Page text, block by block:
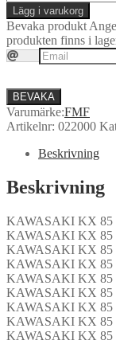
Lägg i varukorg
Bevaka produkt
produkten finns i
BEVAKA
Varumärke:FMF
Artikelnr: 022000
Beskrivning
Beskrivning
KAWASAKI KX 85
KAWASAKI KX 85
KAWASAKI KX 85
KAWASAKI KX 85
KAWASAKI KX 85
KAWASAKI KX 85
KAWASAKI KX 85
KAWASAKI KX 85
KAWASAKI KX 85